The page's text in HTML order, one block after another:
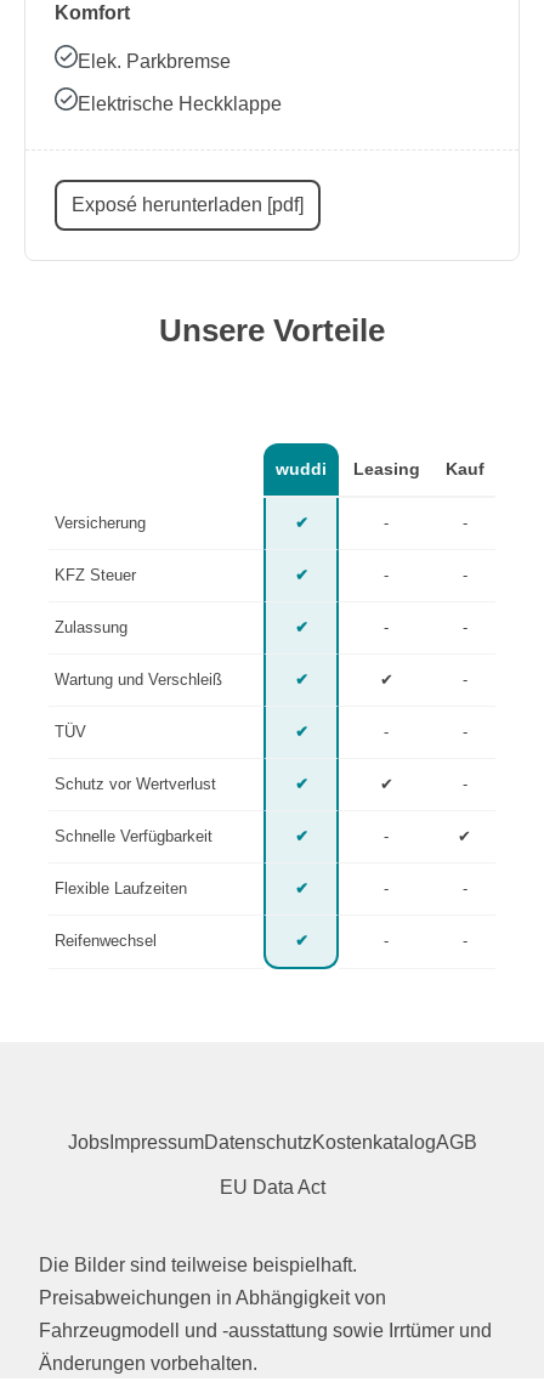
Komfort
Elek. Parkbremse
Elektrische Heckklappe
Exposé herunterladen [pdf]
Unsere Vorteile
wuddi Leasing Kauf
Versicherung ✔ - -
KFZ Steuer ✔ - -
Zulassung ✔ - -
Wartung und Verschleiß ✔ ✔ -
TÜV ✔ - -
Schutz vor Wertverlust ✔ ✔ -
Schnelle Verfügbarkeit ✔ - ✔
Flexible Laufzeiten ✔ - -
Reifenwechsel ✔ - -
JobsImpressumDatenschutzKostenkatalogAGB
EU Data Act
Die Bilder sind teilweise beispielhaft.
Preisabweichungen in Abhängigkeit von
Fahrzeugmodell und -ausstattung sowie Irrtümer und
Änderungen vorbehalten.